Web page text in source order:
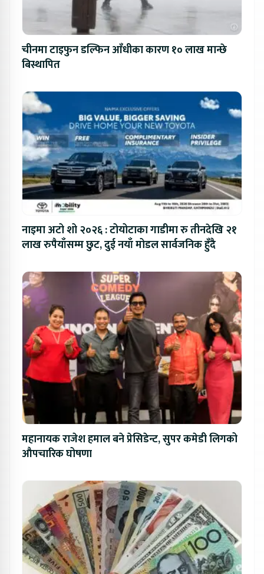
चीनमा टाइफुन डल्फिन आँधीका कारण १० लाख मान्छे
बिस्थापित
नाइमा अटो शो २०२६ : टोयोटाका गाडीमा रु तीनदेखि २१
लाख रुपैयाँसम्म छुट, दुई नयाँ मोडल सार्वजनिक हुँदै
महानायक राजेश हमाल बने प्रेसिडेन्ट, सुपर कमेडी लिगको
औपचारिक घोषणा